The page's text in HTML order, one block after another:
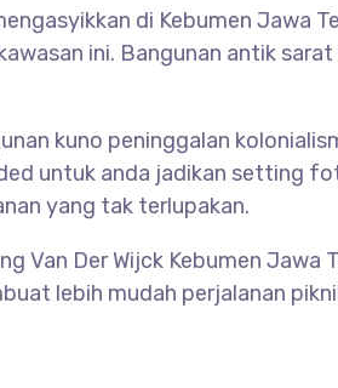
di Kebumen Jawa
ini. Bangunan antik
kuno peninggalan
untuk anda jadikan setting
yang tak terlupakan.
Van Der Wijck Kebumen
lebih mudah perjalanan